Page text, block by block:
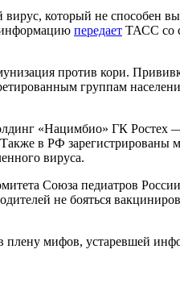
который не способен
информацию передает ТАСС со
против кори.
группам
«Нацимбио» ГК Ростех
в РФ
вируса.
Союза педиатров
не бояться
в плену мифов, устаревшей